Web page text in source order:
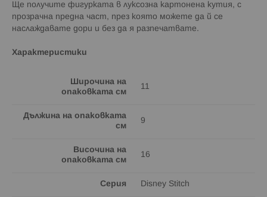
Ще получите фигурката в луксозна картонена кутия, с
прозрачна предна част, през която можете да й се
наслаждавате дори и без да я разпечатвате.
Характеристики
Широчина на
опаковката см
11
Дължина на опаковката
см
9
Височина на
опаковката см
16
Серия Disney Stitch